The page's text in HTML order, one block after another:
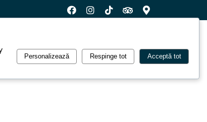
Contact DELIVERY
Personalizează Respinge tot Acceptă tot